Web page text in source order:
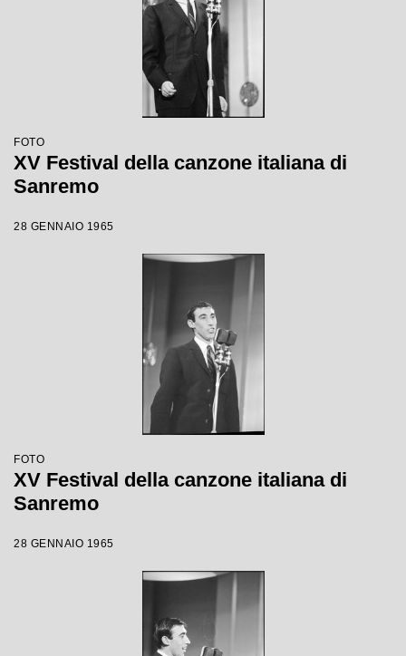
FOTO
XV Festival della canzone italiana di
Sanremo
28 GENNAIO 1965
FOTO
XV Festival della canzone italiana di
Sanremo
28 GENNAIO 1965